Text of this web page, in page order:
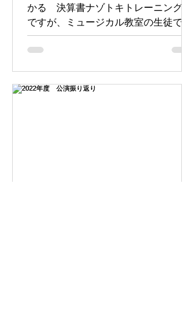
かる 決算書ナゾトキトレーニング」
ですが、ミュージカル教室の生徒であ
り、漫画教室の生徒でもある小野ゆほ
さん（小5）に、一部の背景を手伝っ
作画料をお支払いしています。